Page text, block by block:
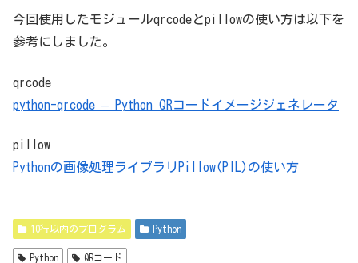
今回使用したモジュールqrcodeとpillowの使い方は以下を
参考にしました。
qrcode
python-qrcode – Python QRコードイメージジェネレータ
pillow
Pythonの画像処理ライブラリPillow(PIL)の使い方
10行以内のプログラム Python
Python QRコード